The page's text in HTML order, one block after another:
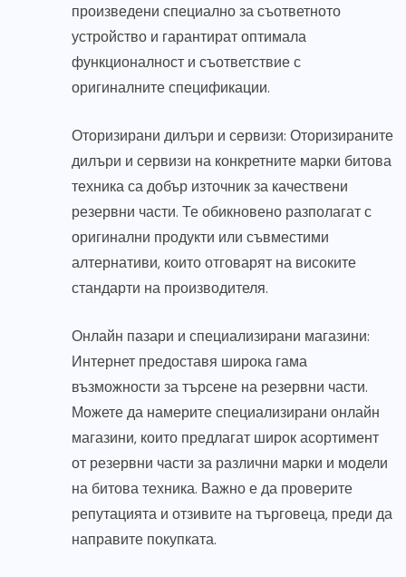
произведени специално за съответното
устройство и гарантират оптимала
функционалност и съответствие с
оригиналните спецификации.
Оторизирани дилъри и сервизи: Оторизираните
дилъри и сервизи на конкретните марки битова
техника са добър източник за качествени
резервни части. Те обикновено разполагат с
оригинални продукти или съвместими
алтернативи, които отговарят на високите
стандарти на производителя.
Онлайн пазари и специализирани магазини:
Интернет предоставя широка гама
възможности за търсене на резервни части.
Можете да намерите специализирани онлайн
магазини, които предлагат широк асортимент
от резервни части за различни марки и модели
на битова техника. Важно е да проверите
репутацията и отзивите на търговеца, преди да
направите покупката.